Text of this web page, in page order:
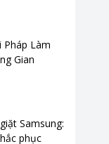
Pháp Làm
Gian
Samsung:
phục